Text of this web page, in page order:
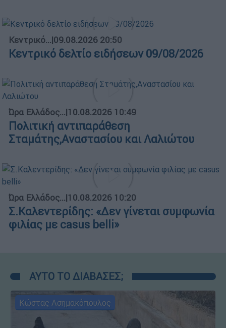
Κεντρικό...|09.08.2026 20:50
Κεντρικό δελτίο ειδήσεων 09/08/2026
Ώρα Ελλάδος...|10.08.2026 10:49
Πολιτική αντιπαράθεση
Σταμάτης,Αναστασίου και Λαλιώτου
Ώρα Ελλάδος...|10.08.2026 10:20
Σ.Καλεντερίδης: «Δεν γίνεται συμφωνία
φιλίας με casus belli»
ΑΥΤΟ ΤΟ ΔΙΑΒΑΣΕΣ;
Κώστας Ασημακόπουλος